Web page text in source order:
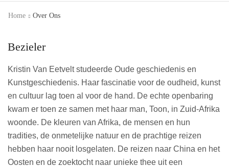
Home Over Ons
Bezieler
Kristin Van Eetvelt studeerde Oude geschiedenis en
Kunstgeschiedenis. Haar fascinatie voor de oudheid, kunst
en cultuur lag toen al voor de hand. De echte openbaring
kwam er toen ze samen met haar man, Toon, in Zuid-Afrika
woonde. De kleuren van Afrika, de mensen en hun
tradities, de onmetelijke natuur en de prachtige reizen
hebben haar nooit losgelaten. De reizen naar China en het
Oosten en de zoektocht naar unieke thee uit een